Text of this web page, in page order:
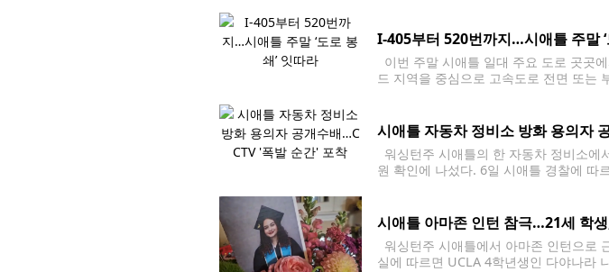
I-405부터 520번까지…시애틀 주말 ‘
이번 주말 시애틀 일대 주요 도로 곳곳
드 지역을 중심으로 고속도로 전면 또는
시애틀 자동차 정비소 방화 용의자
워싱턴주 시애틀의 한 자동차 정비소에
원 확인에 나섰다. 6일 시애틀 경찰에 따
시애틀 아마존 인턴 참극…21세 학
워싱턴주 시애틀에서 아마존 인턴으로
실에 따르면 UCLA 4학년생인 다야나라